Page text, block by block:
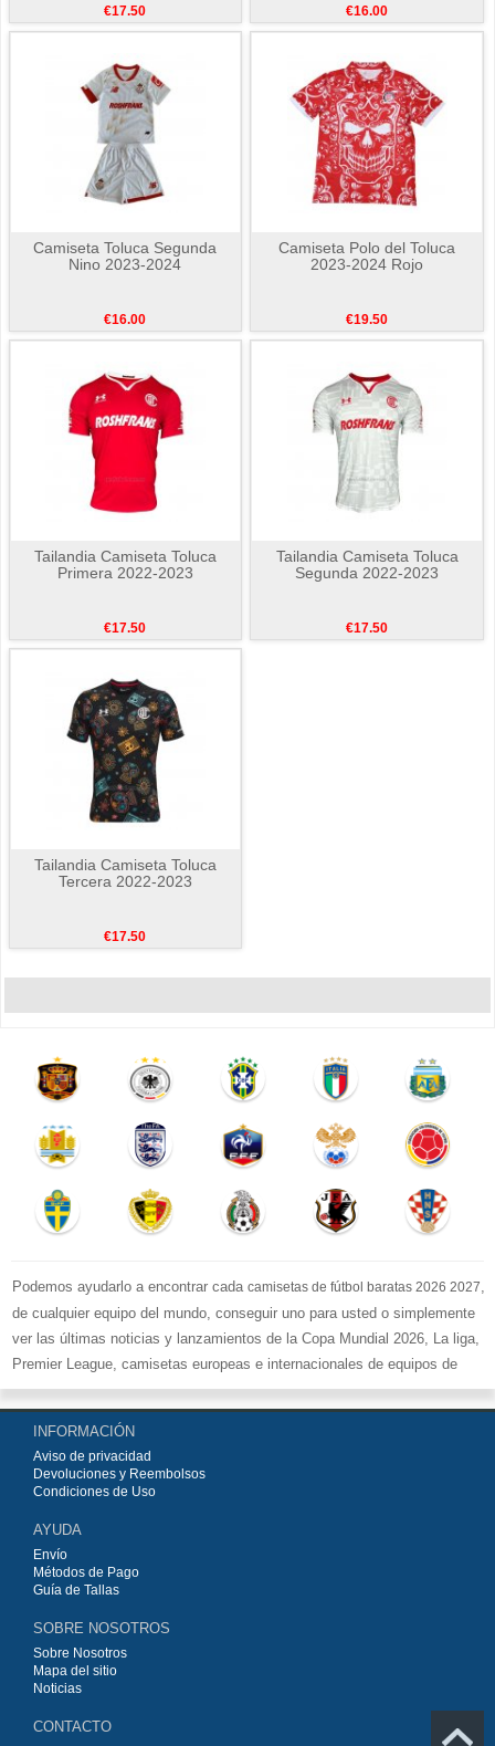
€17.50 €16.00
Camiseta Toluca Segunda
Nino 2023-2024
€16.00
Camiseta Polo del Toluca
2023-2024 Rojo
€19.50
Tailandia Camiseta Toluca
Primera 2022-2023
€17.50
Tailandia Camiseta Toluca
Segunda 2022-2023
€17.50
Tailandia Camiseta Toluca
Tercera 2022-2023
€17.50
Podemos ayudarlo a encontrar cada camisetas de fútbol baratas 2026 2027,
de cualquier equipo del mundo, conseguir uno para usted o simplemente
ver las últimas noticias y lanzamientos de la Copa Mundial 2026, La liga,
Premier League, camisetas europeas e internacionales de equipos de
fútbol y kits.
Comprecamisetas de fútbol baratas replicasen la tienda deportiva
más grande de Europa. ¡Grandes ofertas en todas las camisetas del club
de fútbol, ​​kits europeos e internacionales, todo a los precios más bajos!
Compre nuestra gran selección de
INFORMACIÓN
Aviso de privacidad
Devoluciones y Reembolsos
Condiciones de Uso
AYUDA
Envío
Métodos de Pago
Guía de Tallas
SOBRE NOSOTROS
Sobre Nosotros
Mapa del sitio
Noticias
CONTACTO